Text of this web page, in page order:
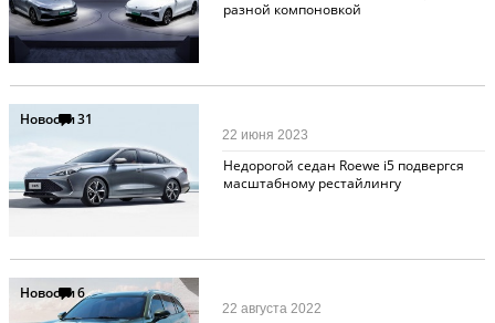
разной компоновкой
Новости31
Недорогой седан Roewe i5 подвергся
масштабному рестайлингу
22 июня 2023
Новости6
22 августа 2022